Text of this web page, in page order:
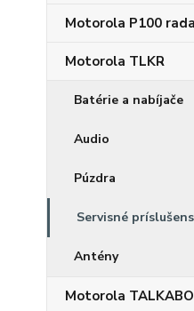
Motorola P100 rada
Motorola TLKR
Batérie a nabíjače
Audio
Púzdra
Servisné
Antény
Motorola